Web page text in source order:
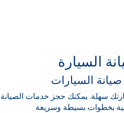
السيارة
السيارات
سهلة. يمكنك حجز خدمات الصيانة